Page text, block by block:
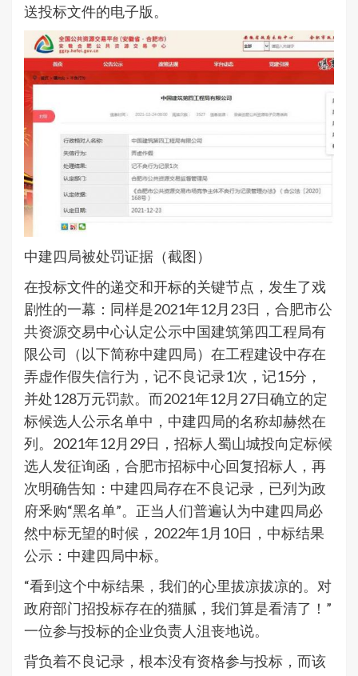
送投标文件的电子版。
中建四局被处罚证据（截图）
在投标文件的递交和开标的关键节点，发生了戏
剧性的一幕：同样是2021年12月23日，合肥市公
共资源交易中心认定公示中国建筑第四工程局有
限公司（以下简称中建四局）在工程建设中存在
弄虚作假失信行为，记不良记录1次，记15分，
并处128万元罚款。而2021年12月27日确立的定
标候选人公示名单中，中建四局的名称却赫然在
列。2021年12月29日，招标人蜀山城投向定标候
选人发征询函，合肥市招标中心回复招标人，再
次明确告知：中建四局存在不良记录，已列为政
府釆购“黑名单”。正当人们普遍认为中建四局必
然中标无望的时候，2022年1月10日，中标结果
公示：中建四局中标。
“看到这个中标结果，我们的心里拔凉拔凉的。对
政府部门招投标存在的猫腻，我们算是看清了！”
一位参与投标的企业负责人沮丧地说。
背负着不良记录，根本没有资格参与投标，而该